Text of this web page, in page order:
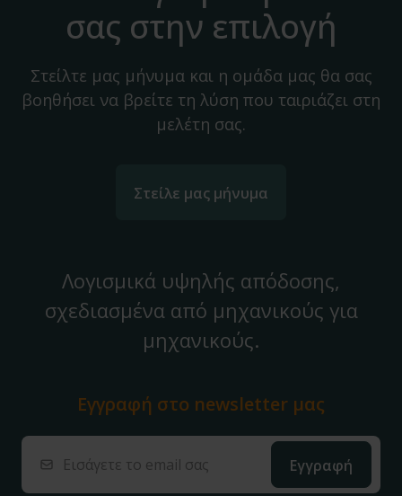
σας στην επιλογή
Στείλτε μας μήνυμα και η ομάδα μας θα σας
βοηθήσει να βρείτε τη λύση που ταιριάζει στη
μελέτη σας.
Στείλε μας μήνυμα
Λογισμικά υψηλής απόδοσης,
σχεδιασμένα από μηχανικούς για
μηχανικούς.
Εγγραφή στο newsletter μας